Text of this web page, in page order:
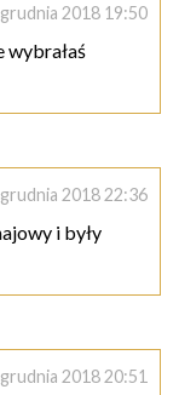
2018 19:50
wybrałaś
2018 22:36
i były
2018 20:51